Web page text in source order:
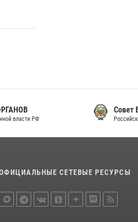
конференция по обобщению
08 июля 2026, 07:01
Совет Безопасности
Российской Федерации
СЕТЕВЫЕ РЕСУРСЫ